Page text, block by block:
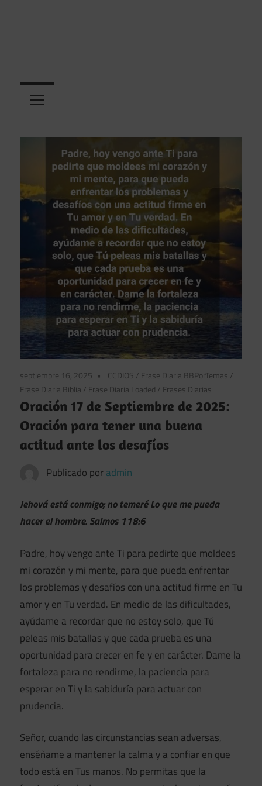
septiembre 16, 2025 CCDIOS / Frase Diaria BBPorTemas /
Frase Diaria Biblia / Frase Diaria Loaded / Frases Diarias
Oración 17 de Septiembre de 2025:
Oración para tener una buena
actitud ante los desafíos
Publicado por admin
Jehová está conmigo; no temeré Lo que me pueda
hacer el hombre. Salmos 118:6
Padre, hoy vengo ante Ti para pedirte que moldees
mi corazón y mi mente, para que pueda enfrentar
los problemas y desafíos con una actitud firme en Tu
amor y en Tu verdad. En medio de las dificultades,
ayúdame a recordar que no estoy solo, que Tú
peleas mis batallas y que cada prueba es una
oportunidad para crecer en fe y en carácter. Dame la
fortaleza para no rendirme, la paciencia para
esperar en Ti y la sabiduría para actuar con
prudencia.
Señor, cuando las circunstancias sean adversas,
enséñame a mantener la calma y a confiar en que
todo está en Tus manos. No permitas que la